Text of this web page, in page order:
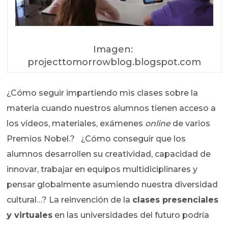
Imagen:
projecttomorrowblog.blogspot.com
¿Cómo seguir impartiendo mis clases sobre la
materia cuando nuestros alumnos tienen acceso a
los vídeos, materiales, exámenes onlinede varios
Premios Nobel.? ¿Cómo conseguir que los
alumnos desarrollen su creatividad, capacidad de
innovar, trabajar en equipos multidiciplinares y
pensar globalmente asumiendo nuestra diversidad
cultural…? La reinvención de la clases presenciales
y virtuales en las universidades del futuro podría